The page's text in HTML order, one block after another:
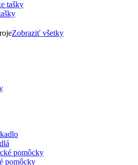
Zobraziť všetky
pomôcky